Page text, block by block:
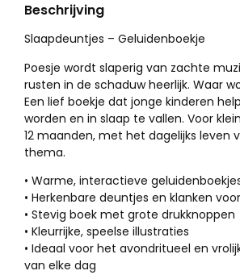
Beschrijving
Slaapdeuntjes – Geluidenboekje
Poesje wordt slaperig van zachte
rusten in de schaduw heerlijk. Waar
Een lief boekje dat jonge kinderen
worden en in slaap te vallen. Voor
12 maanden, met het dagelijks leven
thema.
• Warme, interactieve
• Herkenbare deuntjes en klanken
• Stevig boek met grote drukknoppen
• Kleurrijke, speelse illustraties
• Ideaal voor het avondritueel en
van elke dag